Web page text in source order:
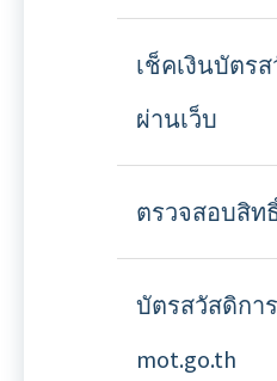
เช็คเงินบัตร
ผ่านเว็บ
ตรวจสอบสิ
บัตรสวัสดิกา
mot.go.th